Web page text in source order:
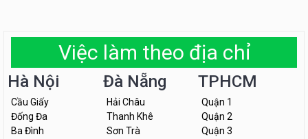
Việc làm theo địa chỉ
Hà Nội
Cầu Giấy
Đống Đa
Ba Đình
Đà Nẵng
Hải Châu
Thanh Khê
Sơn Trà
TPHCM
Quận 1
Quận 2
Quận 3